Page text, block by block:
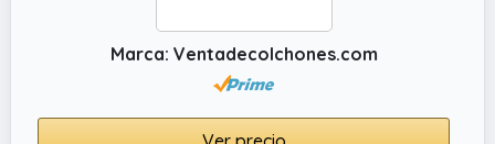
Marca: Ventadecolchones.com